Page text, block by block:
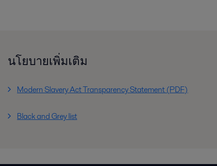
นโยบายเพิ่มเติม
Modern Slavery Act Transparency Statement (PDF)
Black and Grey list